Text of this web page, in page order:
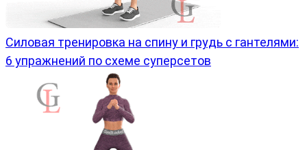
Силовая тренировка на спину и грудь с гантелями:
6 упражнений по схеме суперсетов